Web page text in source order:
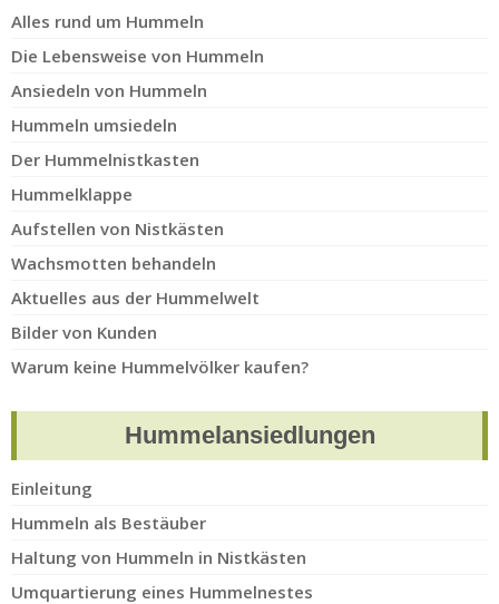
Alles rund um Hummeln
Die Lebensweise von Hummeln
Ansiedeln von Hummeln
Hummeln umsiedeln
Der Hummelnistkasten
Hummelklappe
Aufstellen von Nistkästen
Wachsmotten behandeln
Aktuelles aus der Hummelwelt
Bilder von Kunden
Warum keine Hummelvölker kaufen?
Hummelansiedlungen
Einleitung
Hummeln als Bestäuber
Haltung von Hummeln in Nistkästen
Umquartierung eines Hummelnestes